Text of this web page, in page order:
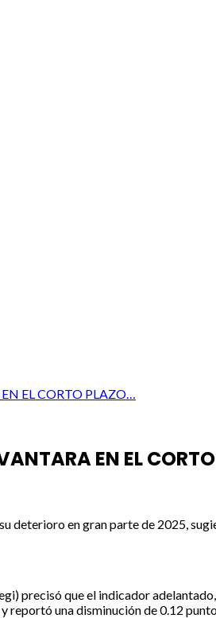
EL CORTO PLAZO…
EN EL
deterioro en gran parte de 2025,
precisó que el indicador
una disminución de 0.12